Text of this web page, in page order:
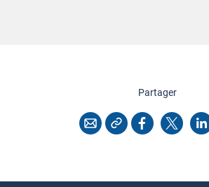
Partagercette
CourrielCopier l'adresse
Facebook
X